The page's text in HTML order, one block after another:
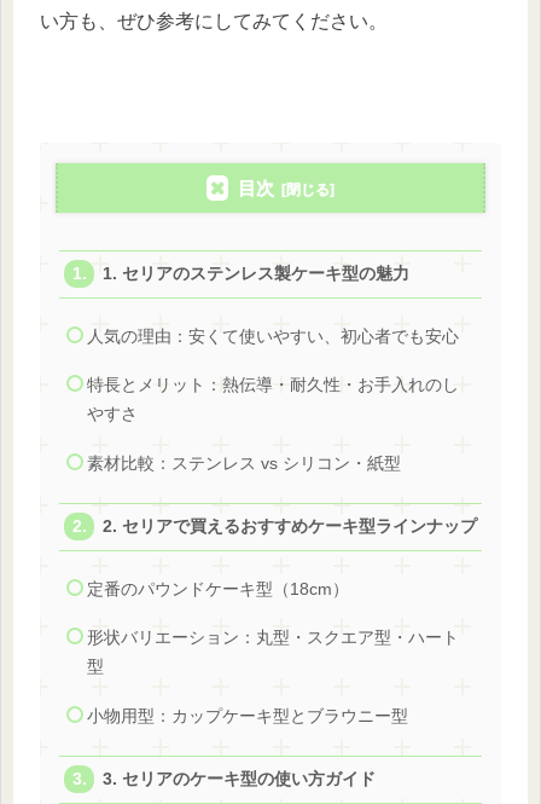
い方も、ぜひ参考にしてみてください。
目次
1. セリアのステンレス製ケーキ型の魅力
人気の理由：安くて使いやすい、初心者でも安心
特長とメリット：熱伝導・耐久性・お手入れのし
やすさ
素材比較：ステンレス vs シリコン・紙型
2. セリアで買えるおすすめケーキ型ラインナップ
定番のパウンドケーキ型（18cm）
形状バリエーション：丸型・スクエア型・ハート
型
小物用型：カップケーキ型とブラウニー型
3. セリアのケーキ型の使い方ガイド